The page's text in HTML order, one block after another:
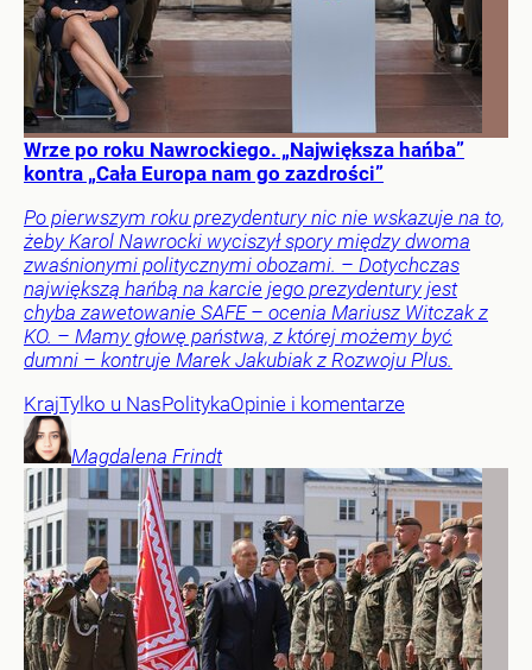
Wrze po roku Nawrockiego. „Największa hańba”
kontra „Cała Europa nam go zazdrości”
Po pierwszym roku prezydentury nic nie wskazuje na to,
żeby Karol Nawrocki wyciszył spory między dwoma
zwaśnionymi politycznymi obozami. – Dotychczas
największą hańbą na karcie jego prezydentury jest
chyba zawetowanie SAFE – ocenia Mariusz Witczak z
KO. – Mamy głowę państwa, z której możemy być
dumni – kontruje Marek Jakubiak z Rozwoju Plus.
KrajTylko u NasPolitykaOpinie i komentarze
Magdalena Frindt